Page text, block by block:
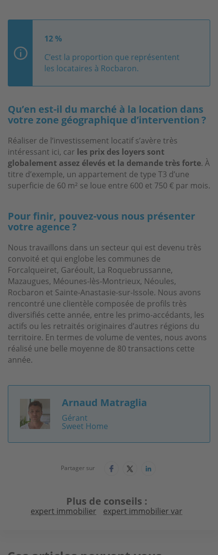
12 %
C’est la proportion que représentent
les locataires à Rocbaron.
Qu’en est-il du marché à la location dans
votre zone géographique d’intervention ?
Réaliser de l’investissement locatif s’avère très
intéressant ici, car les prix des loyers sont
globalement assez élevés et la demande très forte. À
titre d’exemple, un appartement de type T3 d’une
superficie de 60 m² se loue entre 600 et 750 € par mois.
Pour finir, pouvez-vous nous présenter
votre agence ?
Nous travaillons dans un secteur qui est devenu très
convoité et qui englobe les communes de
Forcalqueiret, Garéoult, La Roquebrussanne,
Mazaugues, Méounes-lès-Montrieux, Néoules,
Rocbaron et Sainte-Anastasie-sur-Issole. Nous avons
rencontré une clientèle composée de profils très
diversifiés cette année, entre les primo-accédants, les
actifs ou les retraités originaires d’autres régions du
territoire. En termes de volume de ventes, nous avons
réalisé une belle moyenne de 80 transactions cette
année.
Image Arnaud Matraglia
Gérant
Sweet Home
Partager sur
Plus de conseils
expert immobilier expert immobilier var